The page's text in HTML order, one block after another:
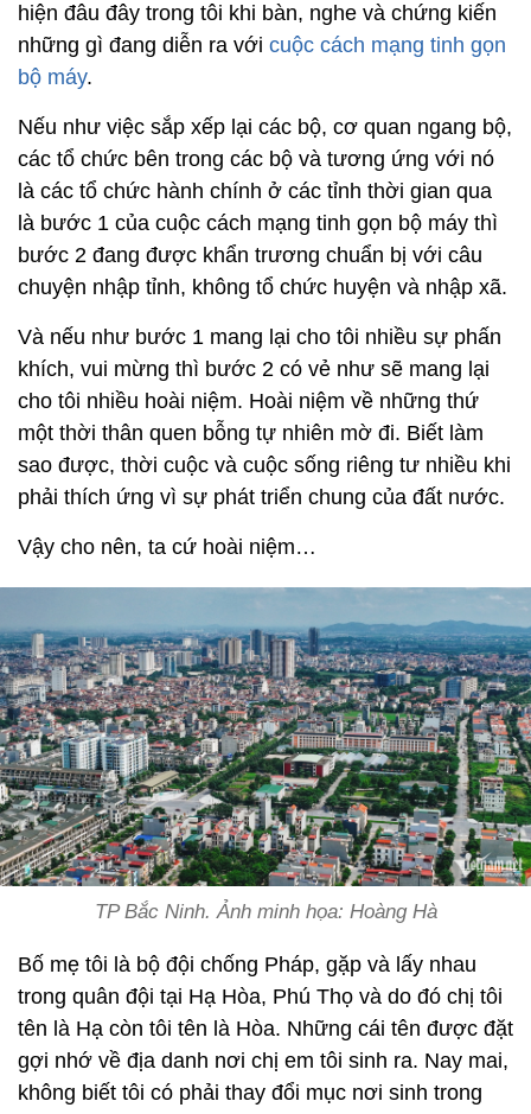
hiện đâu đây trong tôi khi bàn, nghe và chứng kiến
những gì đang diễn ra với cuộc cách mạng tinh gọn
bộ máy.
Nếu như việc sắp xếp lại các bộ, cơ quan ngang bộ,
các tổ chức bên trong các bộ và tương ứng với nó
là các tổ chức hành chính ở các tỉnh thời gian qua
là bước 1 của cuộc cách mạng tinh gọn bộ máy thì
bước 2 đang được khẩn trương chuẩn bị với câu
chuyện nhập tỉnh, không tổ chức huyện và nhập xã.
Và nếu như bước 1 mang lại cho tôi nhiều sự phấn
khích, vui mừng thì bước 2 có vẻ như sẽ mang lại
cho tôi nhiều hoài niệm. Hoài niệm về những thứ
một thời thân quen bỗng tự nhiên mờ đi. Biết làm
sao được, thời cuộc và cuộc sống riêng tư nhiều khi
phải thích ứng vì sự phát triển chung của đất nước.
Vậy cho nên, ta cứ hoài niệm…
TP Bắc Ninh. Ảnh minh họa: Hoàng Hà
Bố mẹ tôi là bộ đội chống Pháp, gặp và lấy nhau
trong quân đội tại Hạ Hòa, Phú Thọ và do đó chị tôi
tên là Hạ còn tôi tên là Hòa. Những cái tên được đặt
gợi nhớ về địa danh nơi chị em tôi sinh ra. Nay mai,
không biết tôi có phải thay đổi mục nơi sinh trong